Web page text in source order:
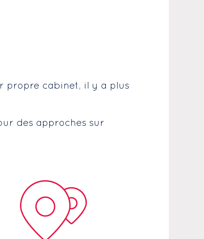
propre cabinet, il y a plus
des approches sur